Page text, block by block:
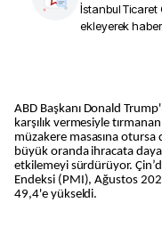
İstanbul Ticaret
ekleyerek
ABD Başkanı Donald Trump'ın gümrük tarifelerini artırması ve Pekin'in
karşılık vermesiyle
müzakere masasına
büyük oranda ihracata
etkilemeyi sürdürüyor.
Endeksi (PMI), Ağustos
49,4'e yükseldi.